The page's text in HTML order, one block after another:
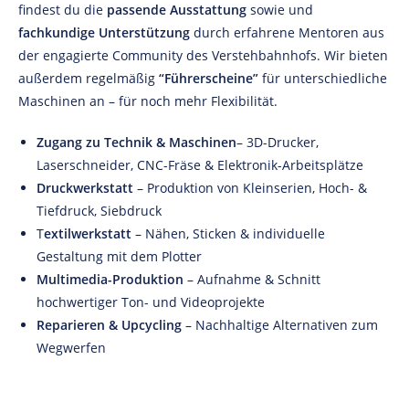
findest du die passende Ausstattung sowie und
fachkundige Unterstützung durch erfahrene Mentoren aus
der engagierte Community des Verstehbahnhofs. Wir bieten
außerdem regelmäßig “Führerscheine” für unterschiedliche
Maschinen an – für noch mehr Flexibilität.
Zugang zu Technik & Maschinen– 3D-Drucker,
Laserschneider, CNC-Fräse & Elektronik-Arbeitsplätze
Druckwerkstatt – Produktion von Kleinserien, Hoch- &
Tiefdruck, Siebdruck
Textilwerkstatt – Nähen, Sticken & individuelle
Gestaltung mit dem Plotter
Multimedia-Produktion – Aufnahme & Schnitt
hochwertiger Ton- und Videoprojekte
Reparieren & Upcycling – Nachhaltige Alternativen zum
Wegwerfen